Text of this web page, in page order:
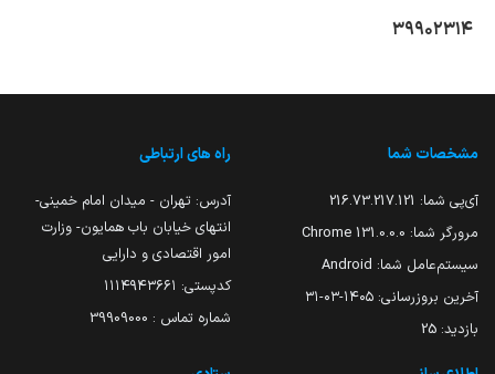
۳۹۹۰۲۳۱۴
مشخصات شما
آی‌پی شما: 216.73.217.121
مرورگر شما: 131.0.0.0 Chrome
سیستم‌عامل شما: Android
آخرین بروزرسانی: ۱۴۰۵-۰۳-۳۱
بازدید: 25
راه های ارتباطی
آدرس: تهران - میدان امام خمینی-
انتهای خیابان باب همایون- وزارت
امور اقتصادی و دارایی
کدپستی: ۱۱۱۴۹۴۳۶۶۱
شماره تماس : 39909000